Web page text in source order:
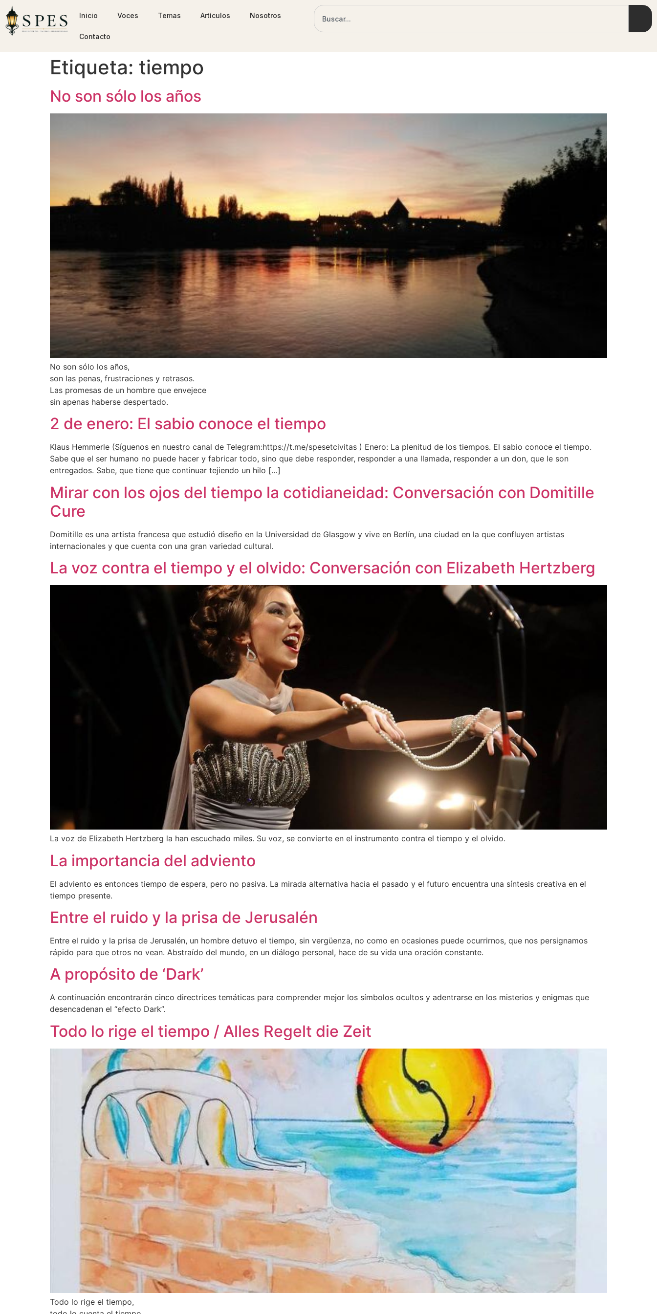
Inicio Voces Temas Artículos Nosotros
Contacto
Etiqueta: tiempo
No son sólo los años
No son sólo los años,
son las penas, frustraciones y retrasos.
Las promesas de un hombre que envejece
sin apenas haberse despertado.
2 de enero: El sabio conoce el tiempo
Klaus Hemmerle (Síguenos en nuestro canal de Telegram:https://t.me/spesetcivitas ) Enero: La plenitud de los tiempos. El sabio conoce el tiempo.
Sabe que el ser humano no puede hacer y fabricar todo, sino que debe responder, responder a una llamada, responder a un don, que le son
entregados. Sabe, que tiene que continuar tejiendo un hilo […]
Mirar con los ojos del tiempo la cotidianeidad: Conversación con Domitille
Cure
Domitille es una artista francesa que estudió diseño en la Universidad de Glasgow y vive en Berlín, una ciudad en la que confluyen artistas
internacionales y que cuenta con una gran variedad cultural.
La voz contra el tiempo y el olvido: Conversación con Elizabeth Hertzberg
La voz de Elizabeth Hertzberg la han escuchado miles. Su voz, se convierte en el instrumento contra el tiempo y el olvido.
La importancia del adviento
El adviento es entonces tiempo de espera, pero no pasiva. La mirada alternativa hacia el pasado y el futuro encuentra una síntesis creativa en el
tiempo presente.
Entre el ruido y la prisa de Jerusalén
Entre el ruido y la prisa de Jerusalén, un hombre detuvo el tiempo, sin vergüenza, no como en ocasiones puede ocurrirnos, que nos persignamos
rápido para que otros no vean. Abstraído del mundo, en un diálogo personal, hace de su vida una oración constante.
A propósito de ‘Dark’
A continuación encontrarán cinco directrices temáticas para comprender mejor los símbolos ocultos y adentrarse en los misterios y enigmas que
desencadenan el “efecto Dark”.
Todo lo rige el tiempo / Alles Regelt die Zeit
Todo lo rige el tiempo,